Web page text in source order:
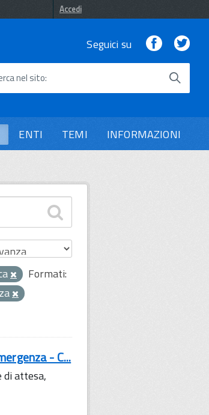
Accedi
Seguici su Facebook
nel sito
ENTI TEMI INFORMAZIONI
Formati:
- C...
di attesa,